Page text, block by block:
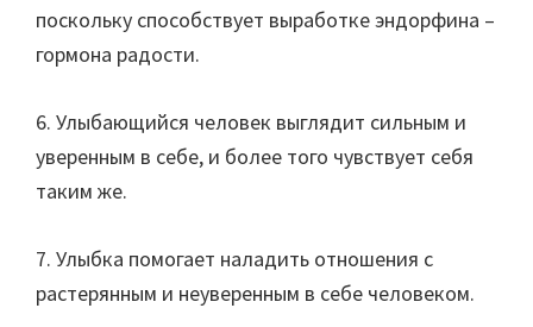
поскольку способствует выработке эндорфина –
гормона радости.
6. Улыбающийся человек выглядит сильным и
уверенным в себе, и более того чувствует себя
таким же.
7. Улыбка помогает наладить отношения с
растерянным и неуверенным в себе человеком.